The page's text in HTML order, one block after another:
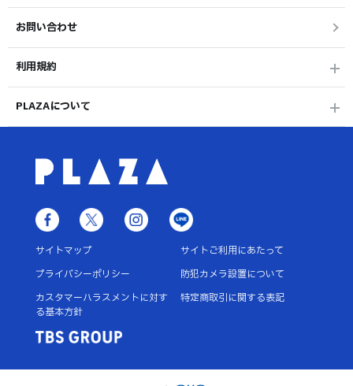
お問い合わせ
利用規約
PLAZAについて
サイトマップ
サイトご利用にあたって
プライバシーポリシー
防犯カメラ設置について
カスタマーハラスメントに対す
る基本方針
特定商取引に関する表記